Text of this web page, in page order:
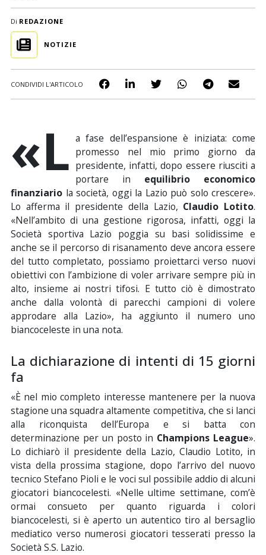
Di REDAZIONE
NOTIZIE
CONDIVIDI L'ARTICOLO
«L a fase dell’espansione è iniziata: come
promesso nel mio primo giorno da
presidente, infatti, dopo essere riusciti a
portare in equilibrio economico
finanziario la società, oggi la Lazio può solo crescere».
Lo afferma il presidente della Lazio, Claudio Lotito.
«Nell’ambito di una gestione rigorosa, infatti, oggi la
Società sportiva Lazio poggia su basi solidissime e
anche se il percorso di risanamento deve ancora essere
del tutto completato, possiamo proiettarci verso nuovi
obiettivi con l’ambizione di voler arrivare sempre più in
alto, insieme ai nostri tifosi. E tutto ciò è dimostrato
anche dalla volontà di parecchi campioni di volere
approdare alla Lazio», ha aggiunto il numero uno
biancoceleste in una nota.
La dichiarazione di intenti di 15 giorni
fa
«È nel mio completo interesse mantenere per la nuova
stagione una squadra altamente competitiva, che si lanci
alla riconquista dell’Europa e si batta con
determinazione per un posto in Champions League».
Lo dichiarò il presidente della Lazio, Claudio Lotito, in
vista della prossima stagione, dopo l’arrivo del nuovo
tecnico Stefano Pioli e le voci sul possibile addio di alcuni
giocatori biancocelesti. «Nelle ultime settimane, com’è
ormai consueto per quanto riguarda i colori
biancocelesti, si è aperto un autentico tiro al bersaglio
mediatico verso numerosi giocatori tesserati presso la
Società S.S. Lazio.